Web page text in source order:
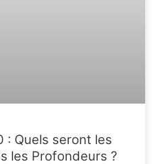
: Quels seront les
les Profondeurs ?